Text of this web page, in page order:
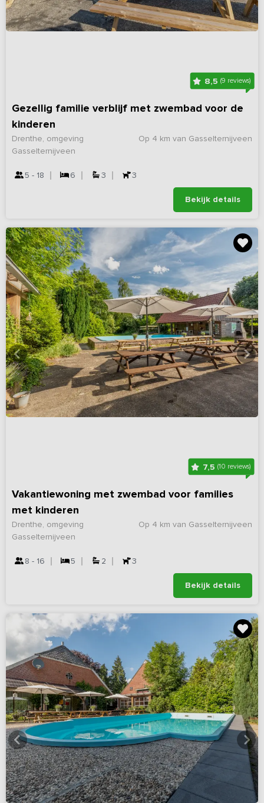
8,5(9 reviews)
Gezellig familie verblijf met zwembad voor de
kinderen
Op 4 km van Gasselternijveen
Drenthe, omgeving
Gasselternijveen
5 - 18 6 3 3
Bekijk details
7,5(10 reviews)
Vakantiewoning met zwembad voor families
met kinderen
Op 4 km van Gasselternijveen
Drenthe, omgeving
Gasselternijveen
8 - 16 5 2 3
Bekijk details